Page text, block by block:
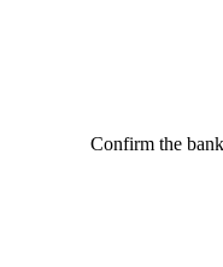
Confirm the